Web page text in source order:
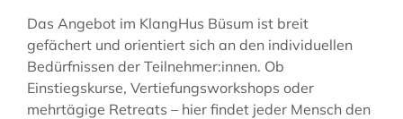
Das Angebot im KlangHus Büsum ist breit
gefächert und orientiert sich an den individuellen
Bedürfnissen der Teilnehmer:innen. Ob
Einstiegskurse, Vertiefungsworkshops oder
mehrtägige Retreats – hier findet jeder Mensch den